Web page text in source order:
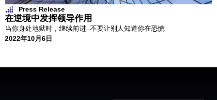
Press Release
在逆境中发挥领导作用
当你身处地狱时，继续前进–不要让别人知道你在恐慌
2022年10月6日